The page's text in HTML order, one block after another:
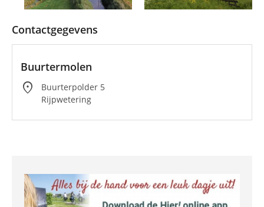
Contactgegevens
Buurtermolen
location_on
Buurterpolder 5
Rijpwetering